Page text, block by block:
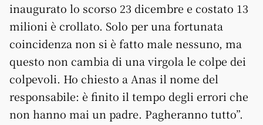
inaugurato lo scorso 23 dicembre e costato 13
milioni è crollato. Solo per una fortunata
coincidenza non si è fatto male nessuno, ma
questo non cambia di una virgola le colpe dei
colpevoli. Ho chiesto a Anas il nome del
responsabile: è finito il tempo degli errori che
non hanno mai un padre. Pagheranno tutto”.